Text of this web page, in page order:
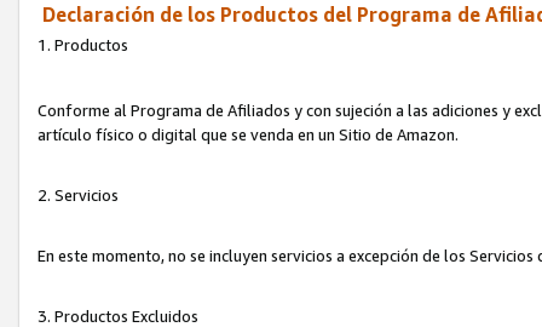
Declaración de los Productos del Programa de
1. Productos
Conforme al Programa de Afiliados y con sujeción a las adiciones y
artículo físico o digital que se venda en un Sitio de Amazon.
2. Servicios
En este momento, no se incluyen servicios a excepción de los
3. Productos Excluidos